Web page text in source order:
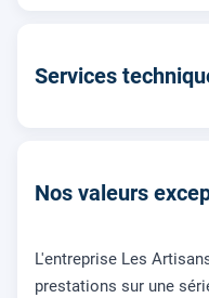
Services
Nos valeurs
L'entreprise Les
prestations sur une